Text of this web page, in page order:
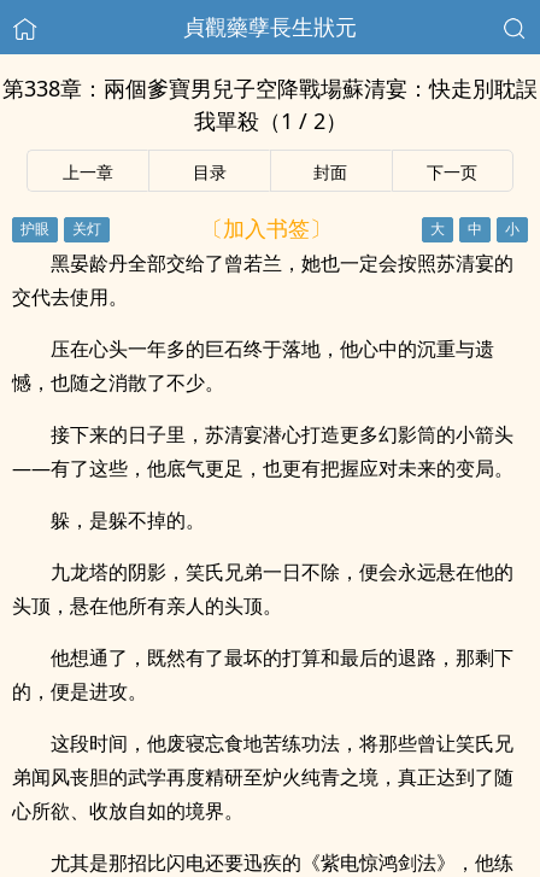
貞觀藥孽長生狀元
第338章：兩個爹寶男兒子空降戰場蘇清宴：快走別耽誤
我單殺（1 / 2）
上一章 目录 封面 下一页
〔加入书签〕
黑晏龄丹全部交给了曾若兰，她也一定会按照苏清宴的
交代去使用。
压在心头一年多的巨石终于落地，他心中的沉重与遗
憾，也随之消散了不少。
接下来的日子里，苏清宴潜心打造更多幻影筒的小箭头
——有了这些，他底气更足，也更有把握应对未来的变局。
躲，是躲不掉的。
九龙塔的阴影，笑氏兄弟一日不除，便会永远悬在他的
头顶，悬在他所有亲人的头顶。
他想通了，既然有了最坏的打算和最后的退路，那剩下
的，便是进攻。
这段时间，他废寝忘食地苦练功法，将那些曾让笑氏兄
弟闻风丧胆的武学再度精研至炉火纯青之境，真正达到了随
心所欲、收放自如的境界。
尤其是那招比闪电还要迅疾的《紫电惊鸿剑法》，他练